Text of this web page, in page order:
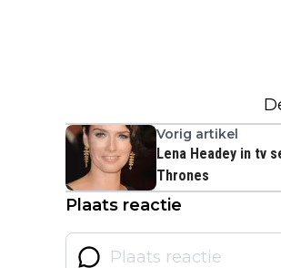
Vorig artikel
Lena Headey in tv
Thrones
Plaats reactie